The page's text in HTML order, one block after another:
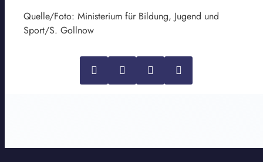
Quelle/Foto: Ministerium für Bildung, Jugend und
Sport/S. Gollnow